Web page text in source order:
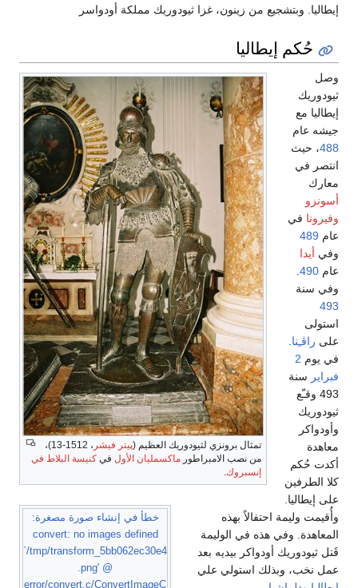
إيطاليا. وبتشجيع من زينون، غزا ثيودوريك مملكة أودواسر
حُكم إيطاليا
تمثال برونزي لثيودوريك العظيم (پيتر فيشر
، 1512-13)،
من نصب الامبراطور ماكسمليان الأول في كنيسة البلاط في
إنسبروك
خطأ في إنشاء صورة مصغرة:
convert: no images defined
`/tmp/transform_5bb062ec30e4
.png' @
error/convert.c/ConvertImageC
وصل
ثيودوريك
إيطاليا مع
جيشه عام
488، حيث
انتصر في
معارك
أسونزو
وفيرونا في
عام 489
وفي أيدا
عام 490
وفي سنة
493
استولى
على راڤـِنا
في يوم 2
فبراير سنة
493 وقـّع
ثيودوريك
وأودواكر
معاهدة
أكدت حُكم
كلا الطرفين
على إيطاليا.
وأُقيمت وليمة احتفالاً بهذه
المعاهدة. وفي هذه في الوليمة
قَتل ثيودوريك أودواكر بيديه بعد
عمل نخب، وبذلك استولي علي